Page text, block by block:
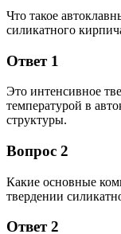
Что такое
силикатного
Ответ 1
Это интенсивное
температурой в
структуры.
Вопрос 2
Какие основные
твердении
Ответ 2